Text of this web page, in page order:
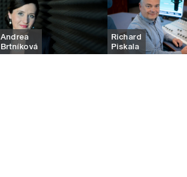
Andrea
Brtníková
Richard
Piskala